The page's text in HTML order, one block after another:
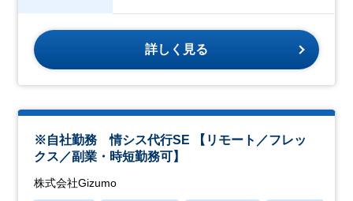
詳しく見る
※自社勤務 情シス代行SE 【リモート／フレッ
クス／副業・時短勤務可】
株式会社Gizumo